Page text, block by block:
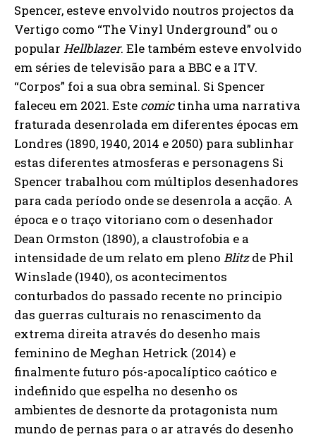
Spencer, esteve envolvido noutros projectos da
Vertigo como “The Vinyl Underground” ou o
popular Hellblazer. Ele também esteve envolvido
em séries de televisão para a BBC e a ITV.
“Corpos” foi a sua obra seminal. Si Spencer
faleceu em 2021. Este comictinha uma narrativa
fraturada desenrolada em diferentes épocas em
Londres (1890, 1940, 2014 e 2050) para sublinhar
estas diferentes atmosferas e personagens Si
Spencer trabalhou com múltiplos desenhadores
para cada período onde se desenrola a acção. A
época e o traço vitoriano com o desenhador
Dean Ormston (1890), a claustrofobia e a
intensidade de um relato em pleno Blitzde Phil
Winslade (1940), os acontecimentos
conturbados do passado recente no principio
das guerras culturais no renascimento da
extrema direita através do desenho mais
feminino de Meghan Hetrick (2014) e
finalmente futuro pós-apocalíptico caótico e
indefinido que espelha no desenho os
ambientes de desnorte da protagonista num
mundo de pernas para o ar através do desenho